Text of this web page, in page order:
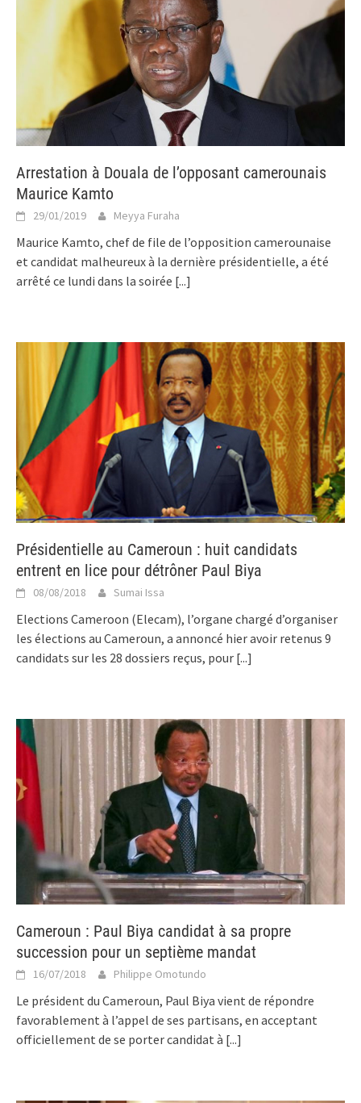
Arrestation à Douala de l’opposant camerounais
Maurice Kamto
29/01/2019 Meyya Furaha
Maurice Kamto, chef de file de l’opposition camerounaise
et candidat malheureux à la dernière présidentielle, a été
arrêté ce lundi dans la soirée [...]
Présidentielle au Cameroun : huit candidats
entrent en lice pour détrôner Paul Biya
08/08/2018 Sumai Issa
Elections Cameroon (Elecam), l’organe chargé d’organiser
les élections au Cameroun, a annoncé hier avoir retenus 9
candidats sur les 28 dossiers reçus, pour [...]
Cameroun : Paul Biya candidat à sa propre
succession pour un septième mandat
16/07/2018 Philippe Omotundo
Le président du Cameroun, Paul Biya vient de répondre
favorablement à l’appel de ses partisans, en acceptant
officiellement de se porter candidat à [...]